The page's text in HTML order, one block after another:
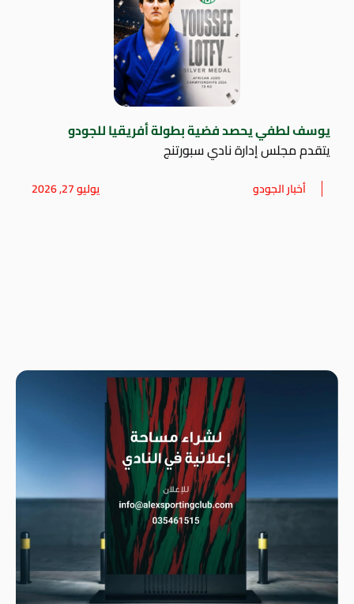
يوسف لطفي يحصد فضية بطولة أفريقيا للجودو
يتقدم مجلس إدارة نادي سبورتنج
أخبار الجودو يوليو 27, 2026